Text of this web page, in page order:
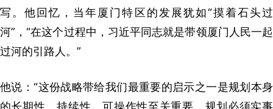
写。他回忆，当年厦门特区的发展犹如“摸着石头过
河”，“在这个过程中，习近平同志就是带领厦门人民一起
过河的引路人。”
他说：“这份战略带给我们最重要的启示之一是规划本身
的长期性、持续性、可操作性至关重要。规划必须实事